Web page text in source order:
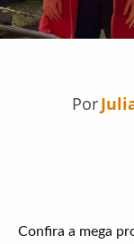
Por
Confira a mega